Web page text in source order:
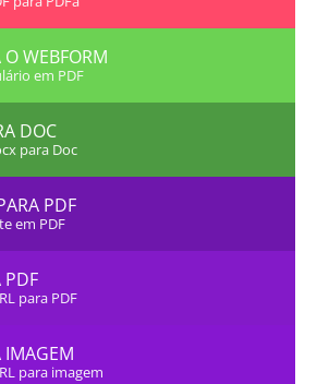
O WEBFORM
em PDF
DOC
para Doc
PDF
em PDF
PDF
para PDF
IMAGEM
para imagem